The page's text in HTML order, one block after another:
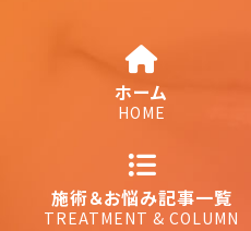
ホーム
HOME
施術＆お悩み記事一覧
TREATMENT & COLUMN